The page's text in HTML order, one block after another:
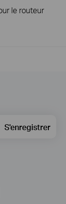
le routeur
S'enregistrer